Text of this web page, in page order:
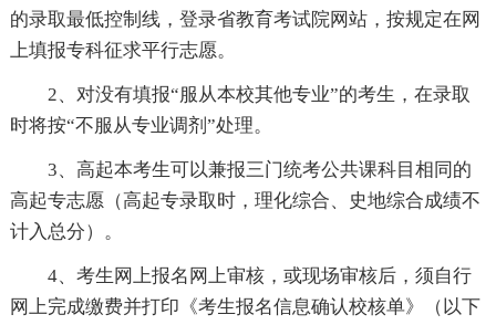
的录取最低控制线，登录省教育考试院网站，按规定在网
上填报专科征求平行志愿。
2、对没有填报“服从本校其他专业”的考生，在录取
时将按“不服从专业调剂”处理。
3、高起本考生可以兼报三门统考公共课科目相同的
高起专志愿（高起专录取时，理化综合、史地综合成绩不
计入总分）。
4、考生网上报名网上审核，或现场审核后，须自行
网上完成缴费并打印《考生报名信息确认校核单》（以下